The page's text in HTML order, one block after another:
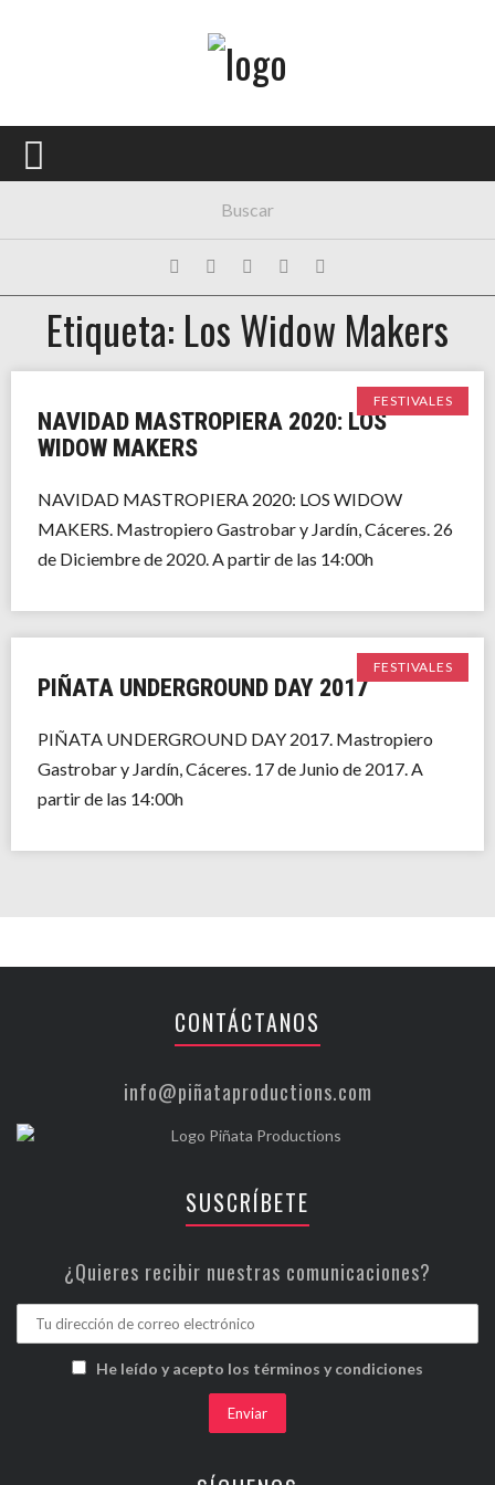
PORTADA
FESTIVALES
EXPOSICIONES
HISTORIAS
Etiqueta: Los Widow Makers
FESTIVALES
NAVIDAD MASTROPIERA 2020: LOS
WIDOW MAKERS
NAVIDAD MASTROPIERA 2020: LOS WIDOW
MAKERS. Mastropiero Gastrobar y Jardín, Cáceres. 26
de Diciembre de 2020. A partir de las 14:00h
FESTIVALES
PIÑATA UNDERGROUND DAY 2017
PIÑATA UNDERGROUND DAY 2017. Mastropiero
Gastrobar y Jardín, Cáceres. 17 de Junio de 2017. A
partir de las 14:00h
CONTÁCTANOS
info@piñataproductions.com
SUSCRÍBETE
¿Quieres recibir nuestras comunicaciones?
He leído y acepto los términos y condiciones